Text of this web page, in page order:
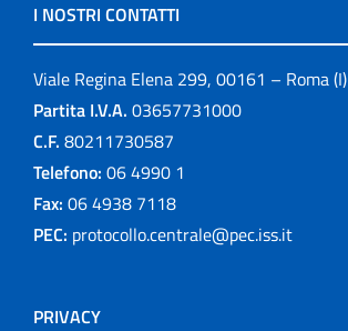
I NOSTRI CONTATTI
Viale Regina Elena 299, 00161 – Roma (I)
Partita I.V.A. 03657731000
C.F. 80211730587
Telefono: 06 4990 1
Fax: 06 4938 7118
PEC: protocollo.centrale@pec.iss.it
PRIVACY